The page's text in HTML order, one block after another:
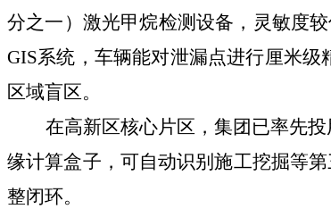
分之一）激光甲烷检测设备，灵敏度
GIS系统，车辆能对泄漏点进行厘米
区域盲区。
在高新区核心片区，集团已率先
缘计算盒子，可自动识别施工挖掘等
整闭环。